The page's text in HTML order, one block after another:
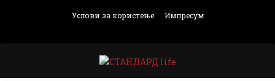
Услови за користење Импресум